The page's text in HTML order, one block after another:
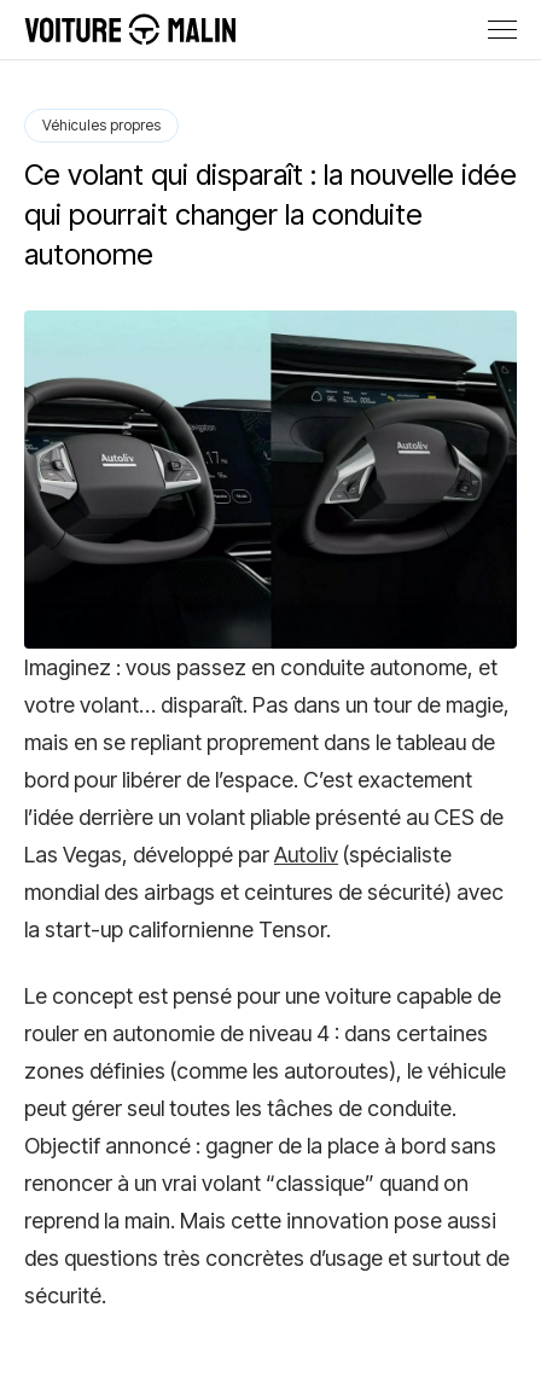
Véhicules propres
Ce volant qui disparaît : la nouvelle idée
qui pourrait changer la conduite
autonome
Imaginez : vous passez en conduite autonome, et
votre volant… disparaît. Pas dans un tour de magie,
mais en se repliant proprement dans le tableau de
bord pour libérer de l’espace. C’est exactement
l’idée derrière un volant pliable présenté au CES de
Las Vegas, développé parAutoliv (spécialiste
mondial des airbags et ceintures de sécurité) avec
la start-up californienne Tensor.
Le concept est pensé pour une voiture capable de
rouler en autonomie de niveau 4 : dans certaines
zones définies (comme les autoroutes), le véhicule
peut gérer seul toutes les tâches de conduite.
Objectif annoncé : gagner de la place à bord sans
renoncer à un vrai volant “classique” quand on
reprend la main. Mais cette innovation pose aussi
des questions très concrètes d’usage et surtout de
sécurité.